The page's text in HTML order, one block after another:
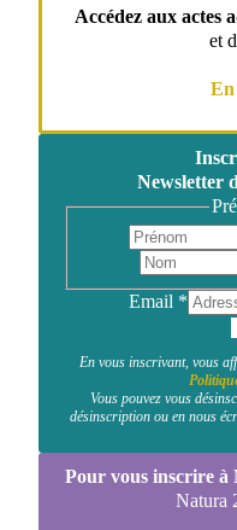
Accédez aux actes
et
Newsletter
Email *
En vous inscrivant, vous
Vous pouvez vous
désinscription ou en nous
Pour vous inscrire
Natura